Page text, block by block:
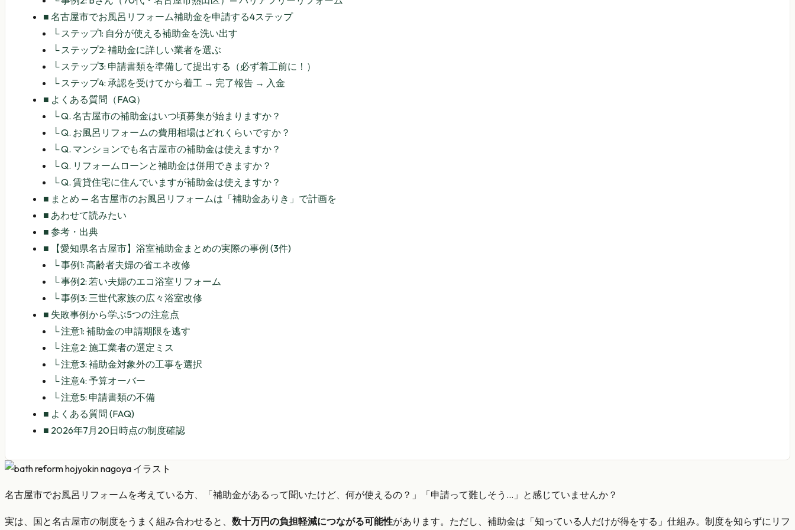
■ 名古屋市でお風呂リフォーム補助金を申請する4ステップ
└ ステップ1: 自分が使える補助金を洗い出す
└ ステップ2: 補助金に詳しい業者を選ぶ
└ ステップ3: 申請書類を準備して提出する（必ず着工前に！）
└ ステップ4: 承認を受けてから着工 → 完了報告 → 入金
■ よくある質問（FAQ）
└Q. 名古屋市の補助金はいつ頃募集が始まりますか？
└Q. お風呂リフォームの費用相場はどれくらいですか？
└Q. マンションでも名古屋市の補助金は使えますか？
└Q. リフォームローンと補助金は併用できますか？
└Q. 賃貸住宅に住んでいますが補助金は使えますか？
■ まとめ — 名古屋市のお風呂リフォームは「補助金ありき」で計画を
■ あわせて読みたい
■ 参考・出典
■
【愛知県名古屋市】浴室補助金まとめの実際の事例 (3件)
└事例1: 高齢者夫婦の省エネ改修
└事例2: 若い夫婦のエコ浴室リフォーム
└事例3: 三世代家族の広々浴室改修
■ 失敗事例から学ぶ5つの注意点
└注意1: 補助金の申請期限を逃す
└注意2: 施工業者の選定ミス
└注意3: 補助金対象外の工事を選択
└注意4: 予算オーバー
└注意5: 申請書類の不備
■ よくある質問 (FAQ)
■ 2026年7月20日時点の制度確認
名古屋市でお風呂リフォームを考えている方、「補助金があるって聞いたけど、何が使えるの？」「申請って難しそう…」と感じていませんか？
実は、国と名古屋市の制度をうまく組み合わせると、 数十万円の負担軽減につながる可能性があります。ただし、補助金は「知っている人だけが得をする」仕組み。制度を知らずにリフ